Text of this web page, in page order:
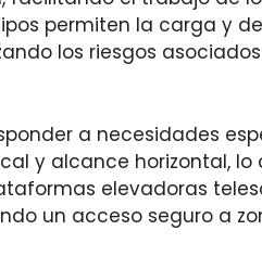
permiten la carga y
los riesgos
a necesidades
y alcance horizontal,
elevadoras
un acceso seguro a